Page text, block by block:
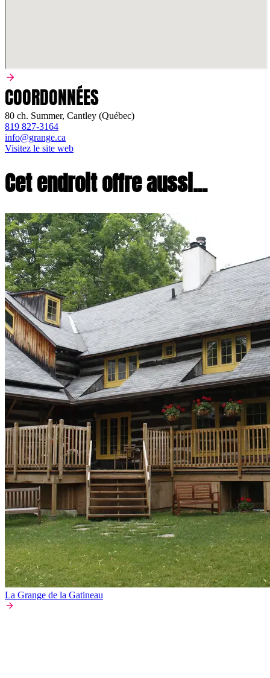
COORDONNÉES
80 ch. Summer, Cantley (Québec)
819 827-3164
info@grange.ca
Visitez le site web
Cet endroit offre aussi...
La Grange de la Gatineau